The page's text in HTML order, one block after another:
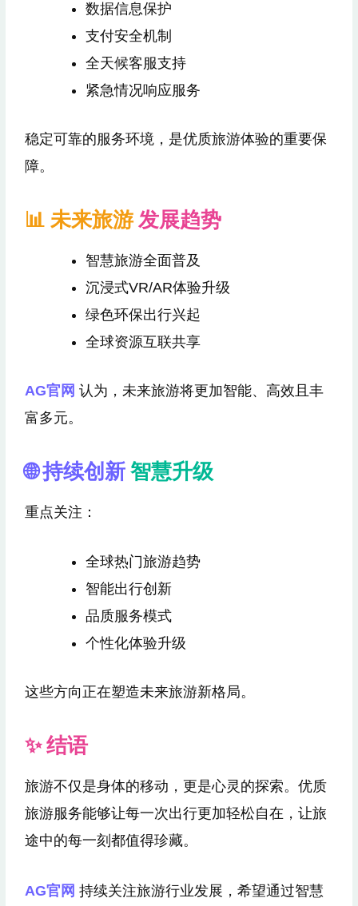
数据信息保护
支付安全机制
全天候客服支持
紧急情况响应服务
稳定可靠的服务环境，是优质旅游体验的重要保
障。
📊 未来旅游发展趋势
智慧旅游全面普及
沉浸式VR/AR体验升级
绿色环保出行兴起
全球资源互联共享
AG官网 认为，未来旅游将更加智能、高效且丰
富多元。
🌐 持续创新 智慧升级
重点关注：
全球热门旅游趋势
智能出行创新
品质服务模式
个性化体验升级
这些方向正在塑造未来旅游新格局。
✨ 结语
旅游不仅是身体的移动，更是心灵的探索。优质
旅游服务能够让每一次出行更加轻松自在，让旅
途中的每一刻都值得珍藏。
AG官网 持续关注旅游行业发展，希望通过智慧